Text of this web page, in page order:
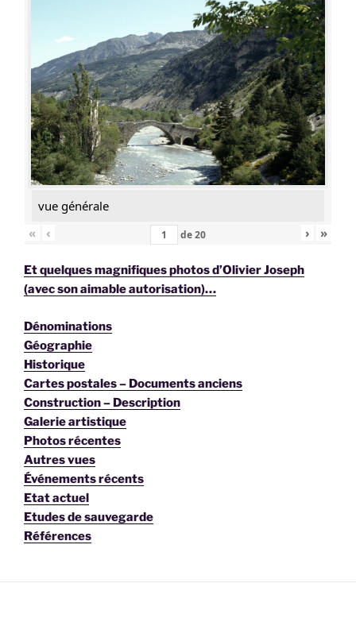
vue générale
«
‹ de20 › »
Et quelques magnifiques photos d’Olivier Joseph
(avec son aimable autorisation)…
Dénominations
Géographie
Historique
Cartes postales – Documents anciens
Construction – Description
Galerie artistique
Photos récentes
Autres vues
Événements récents
Etat actuel
Etudes de sauvegarde
Références